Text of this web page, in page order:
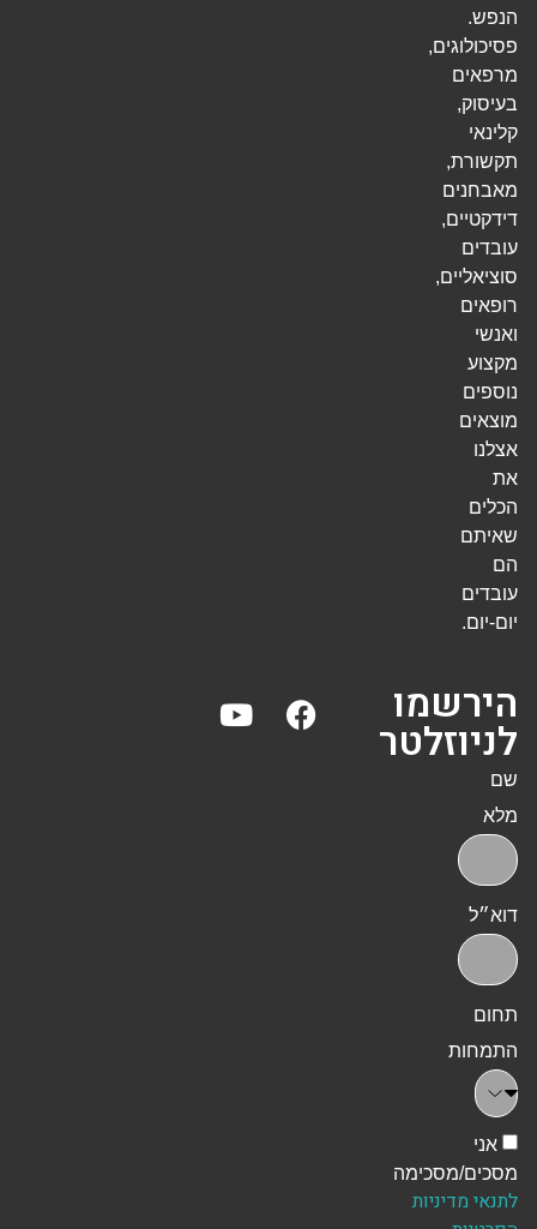
הנפש.
פסיכולוגים,
מרפאים
בעיסוק,
קלינאי
תקשורת,
מאבחנים
דידקטיים,
עובדים
סוציאליים,
רופאים
ואנשי
מקצוע
נוספים
מוצאים
אצלנו
את
הכלים
שאיתם
הם
עובדים
יום-יום.
הירשמו
לניוזלטר
שם
מלא
דוא״ל
תחום
התמחות
אני
מסכים/מסכימה
לתנאי מדיניות